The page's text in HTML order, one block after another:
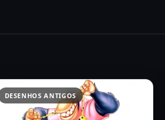
DESENHOS ANTIGOS